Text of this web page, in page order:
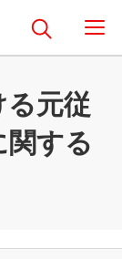
る元従
関する